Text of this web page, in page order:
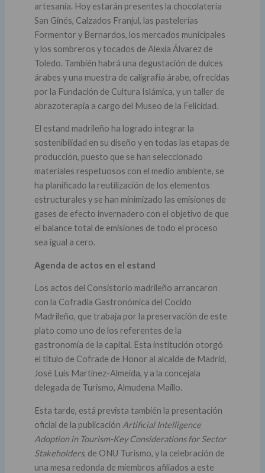
artesanía. Hoy estarán presentes la chocolatería
San Ginés, Calzados Franjul, las pastelerías
Formentor y Bernardos, los mercados municipales
y los sombreros y tocados de Alexia Álvarez de
Toledo. También habrá una degustación de dulces
árabes y una muestra de caligrafía árabe, ofrecidas
por la Fundación de Cultura Islámica, y un taller de
abrazoterapia a cargo del Museo de la Felicidad.
El estand madrileño ha logrado integrar la
sostenibilidad en su diseño y en todas las etapas de
producción, puesto que se han seleccionado
materiales respetuosos con el medio ambiente, se
ha planificado la reutilización de los elementos
estructurales y se han minimizado las emisiones de
gases de efecto invernadero con el objetivo de que
el balance total de emisiones de todo el proceso
sea igual a cero.
Agenda de actos en el estand
Los actos del Consistorio madrileño arrancaron
con la Cofradía Gastronómica del Cocido
Madrileño, que trabaja por la preservación de este
plato como uno de los referentes de la
gastronomía de la capital. Esta institución otorgó
el título de Cofrade de Honor al alcalde de Madrid,
José Luis Martínez-Almeida, y a la concejala
delegada de Turismo, Almudena Maíllo.
Esta tarde, está prevista también la presentación
oficial de la publicación Artificial Intelligence
Adoption in Tourism-Key Considerations for Sector
Stakeholders, de ONU Turismo, y la celebración de
una mesa redonda de miembros afiliados a este